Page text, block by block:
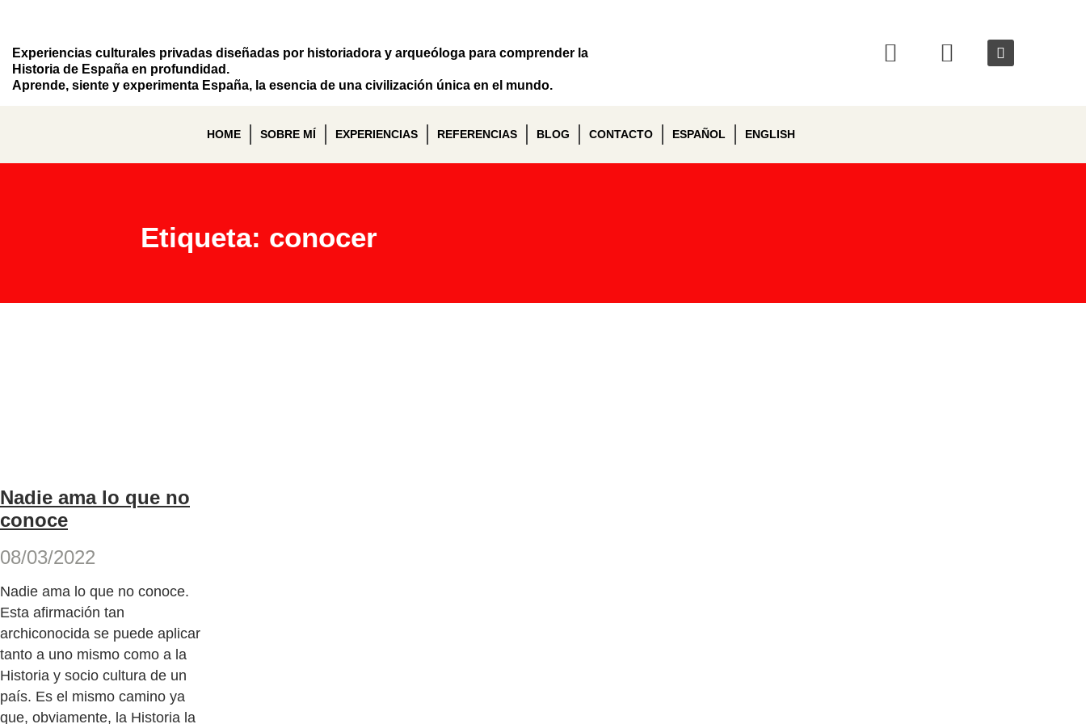
Experiencias culturales privadas diseñadas por historiadora y arqueóloga para comprender la
Historia de España en profundidad.
Aprende, siente y experimenta España, la esencia de una civilización única en el mundo.
HOME SOBRE MÍ EXPERIENCIAS REFERENCIAS BLOG CONTACTO ESPAÑOL ENGLISH
Etiqueta: conocer
Nadie ama lo que no
conoce
08/03/2022
Nadie ama lo que no conoce.
Esta afirmación tan
archiconocida se puede aplicar
tanto a uno mismo como a la
Historia y socio cultura de un
país. Es el mismo camino ya
que, obviamente, la Historia la